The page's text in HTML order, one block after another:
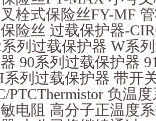
栓式保险丝FY-MF
险丝 过载保护器-
列过载保护器 W系
90系列过载保护器
系列过载保护器 带开
PTCThermistor 负温
电阻 高分子正温度